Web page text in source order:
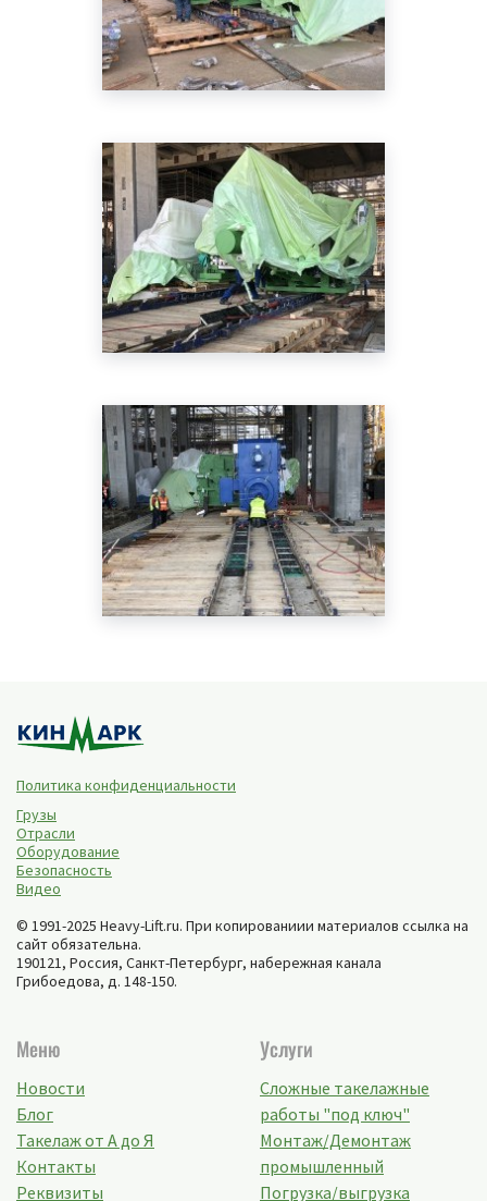
Политика конфиденциальности
Грузы
Отрасли
Оборудование
Безопасность
Видео
© 1991-2025 Heavy-Lift.ru. При копированиии материалов ссылка на
сайт обязательна.
190121, Россия, Санкт-Петербург, набережная канала
Грибоедова, д. 148-150.
Меню
Новости
Блог
Такелаж от А до Я
Контакты
Реквизиты
Услуги
Сложные такелажные
работы "под ключ"
Монтаж/Демонтаж
промышленный
Погрузка/выгрузка